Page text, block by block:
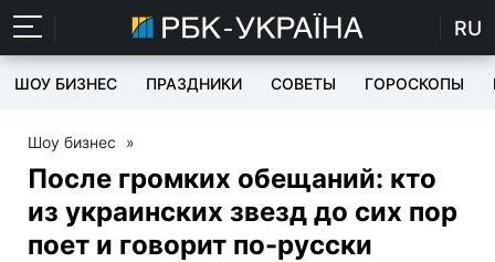
RU
ШОУ БИЗНЕС ПРАЗДНИКИ СОВЕТЫ ГОРОСКОПЫ
Шоу бизнес »
После громких обещаний: кто
из украинских звезд до сих пор
поет и говорит по-русски